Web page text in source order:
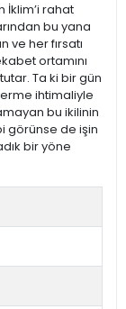
İklim’i rahat
bu yana
her fırsatı
ortamını
Ta ki bir gün
ihtimaliyle
bu ikilinin
görünse de işin
bir yöne